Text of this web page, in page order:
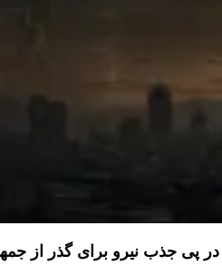
در پی جذب نیرو برای گذر از